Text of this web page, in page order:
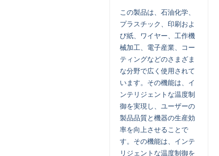
この製品は、石油化学、
プラスチック、印刷およ
び紙、ワイヤー、工作機
械加工、電子産業、コー
ティングなどのさまざま
な分野で広く使用されて
います。その機能は、イ
ンテリジェントな温度制
御を実現し、ユーザーの
製品品質と機器の生産効
率を向上させることで
す。その機能は、インテ
リジェントな温度制御を